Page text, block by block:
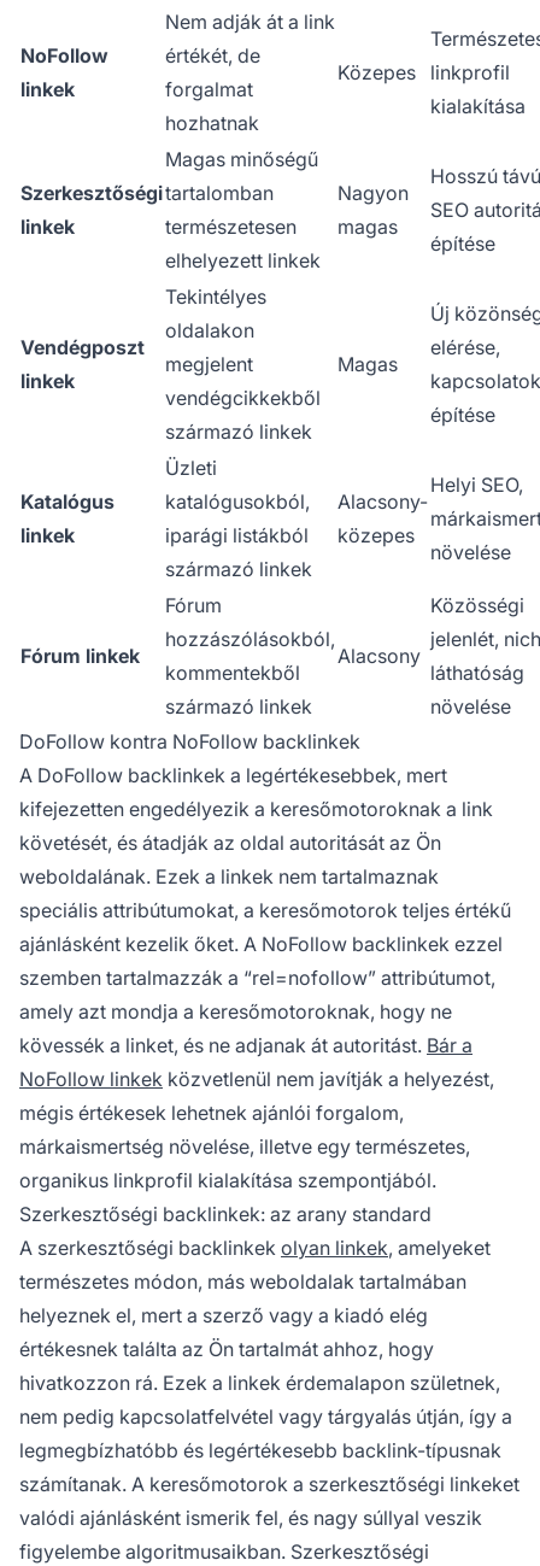
NoFollow
linkek
Nem adják át a link
értékét, de
forgalmat
hozhatnak
Közepes
linkprofil
kialakítása
Szerkesztőségi
linkek
Magas minőségű
tartalomban
természetesen
elhelyezett linkek
Nagyon
magas
Hosszú távú
SEO
építése
Vendégposzt
linkek
Tekintélyes
oldalakon
megjelent
vendégcikkekből
származó linkek
Magas
Új
elérése,
kapcsolatok
építése
Katalógus
linkek
Üzleti
katalógusokból,
iparági listákból
származó linkek
Alacsony-
közepes
Helyi SEO,
növelése
Fórum linkek
Fórum
hozzászólásokból,
kommentekből
származó linkek
Alacsony
Közösségi
jelenlét,
láthatóság
növelése
DoFollow kontra NoFollow backlinkek
A DoFollow backlinkek a legértékesebbek, mert
kifejezetten engedélyezik a keresőmotoroknak a link
követését, és átadják az oldal autoritását az Ön
weboldalának. Ezek a linkek nem tartalmaznak
speciális attribútumokat, a keresőmotorok teljes értékű
ajánlásként kezelik őket. A NoFollow backlinkek ezzel
szemben tartalmazzák a “rel=nofollow” attribútumot,
amely azt mondja a keresőmotoroknak, hogy ne
kövessék a linket, és ne adjanak át autoritást. Bár a
NoFollow linkek közvetlenül nem javítják a helyezést,
mégis értékesek lehetnek ajánlói forgalom,
márkaismertség növelése, illetve egy természetes,
organikus linkprofil kialakítása szempontjából.
Szerkesztőségi backlinkek: az arany standard
A szerkesztőségi backlinkek olyan linkek, amelyeket
természetes módon, más weboldalak tartalmában
helyeznek el, mert a szerző vagy a kiadó elég
értékesnek találta az Ön tartalmát ahhoz, hogy
hivatkozzon rá. Ezek a linkek érdemalapon születnek,
nem pedig kapcsolatfelvétel vagy tárgyalás útján, így a
legmegbízhatóbb és legértékesebb backlink-típusnak
számítanak. A keresőmotorok a szerkesztőségi linkeket
valódi ajánlásként ismerik fel, és nagy súllyal veszik
figyelembe algoritmusaikban. Szerkesztőségi